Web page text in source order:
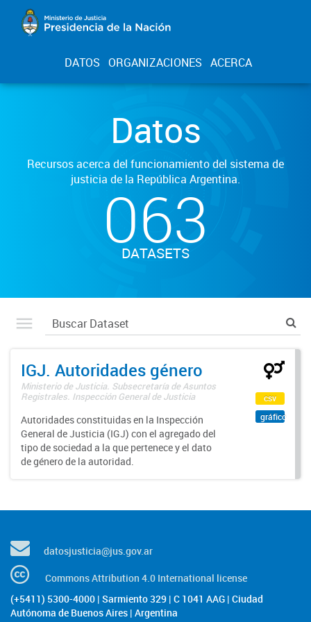
DATOS ORGANIZACIONES ACERCA
Datos
Recursos acerca del funcionamiento del sistema de
justicia de la República Argentina.
063
DATASETS
IGJ. Autoridades género
Ministerio de Justicia. Subsecretaría de Asuntos
Registrales. Inspección General de Justicia
Autoridades constituidas en la Inspección
General de Justicia (IGJ) con el agregado del
tipo de sociedad a la que pertenece y el dato
de género de la autoridad.
csv
gráfico
datosjusticia@jus.gov.ar
Commons Attribution 4.0 International license
(+5411) 5300-4000 | Sarmiento 329 | C 1041 AAG | Ciudad
Autónoma de Buenos Aires | Argentina